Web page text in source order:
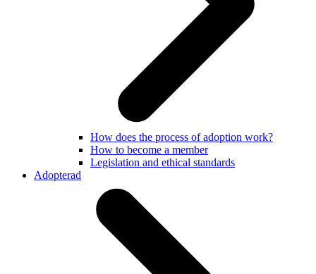
How does the process of adoption work?
How to become a member
Legislation and ethical standards
Adopterad